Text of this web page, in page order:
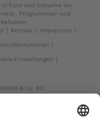
in Euro und inklusive der
, Programmier- und
Kontakt
Impressum
Einstellungen
& Co. KG